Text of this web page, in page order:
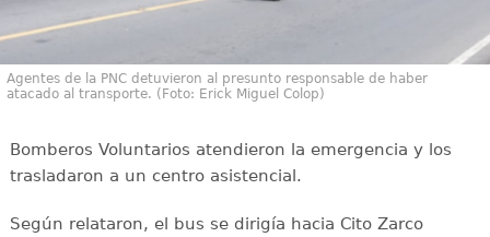
Agentes de la PNC detuvieron al presunto responsable de haber
atacado al transporte. (Foto: Erick Miguel Colop)
Bomberos Voluntarios atendieron la emergencia y los
trasladaron a un centro asistencial.
Según relataron, el bus se dirigía hacia Cito Zarco